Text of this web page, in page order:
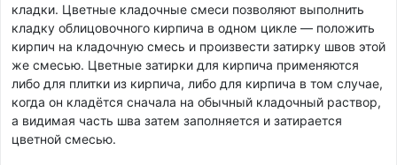
кладки. Цветные кладочные смеси позволяют выполнить
кладку облицовочного кирпича в одном цикле — положить
кирпич на кладочную смесь и произвести затирку швов этой
же смесью. Цветные затирки для кирпича применяются
либо для плитки из кирпича, либо для кирпича в том случае,
когда он кладётся сначала на обычный кладочный раствор,
а видимая часть шва затем заполняется и затирается
цветной смесью.